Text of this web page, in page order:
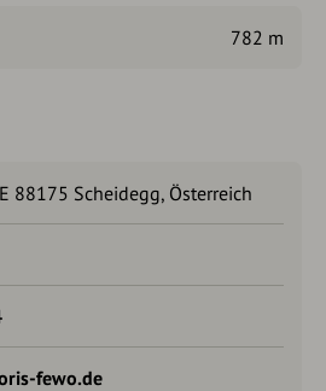
782 m
88175 Scheidegg, Österreich
fewo.de